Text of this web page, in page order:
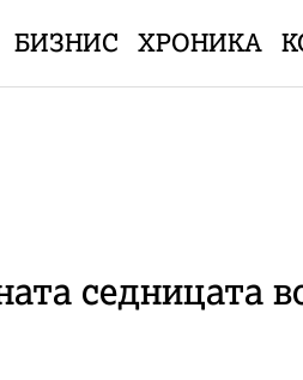
БИЗНИС ХРОНИКА
седницата